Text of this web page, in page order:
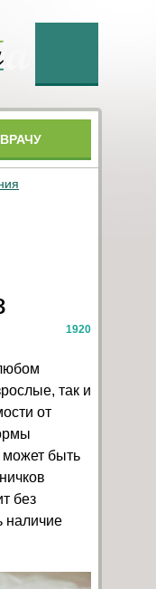
1920
так и
от
может быть
без
наличие